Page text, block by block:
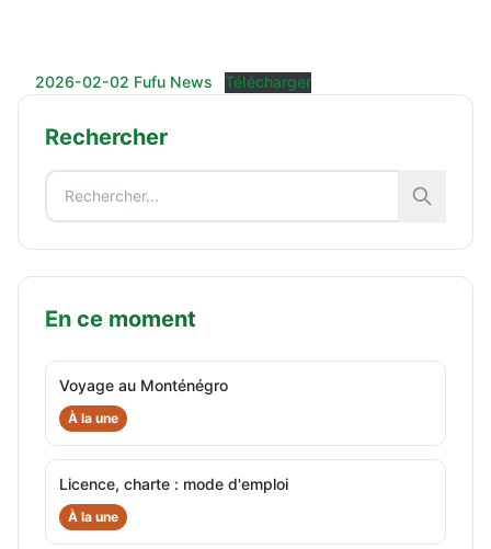
2026-02-02 Fufu News Télécharger
Rechercher
En ce moment
Voyage au Monténégro
À la une
Licence, charte : mode d'emploi
À la une